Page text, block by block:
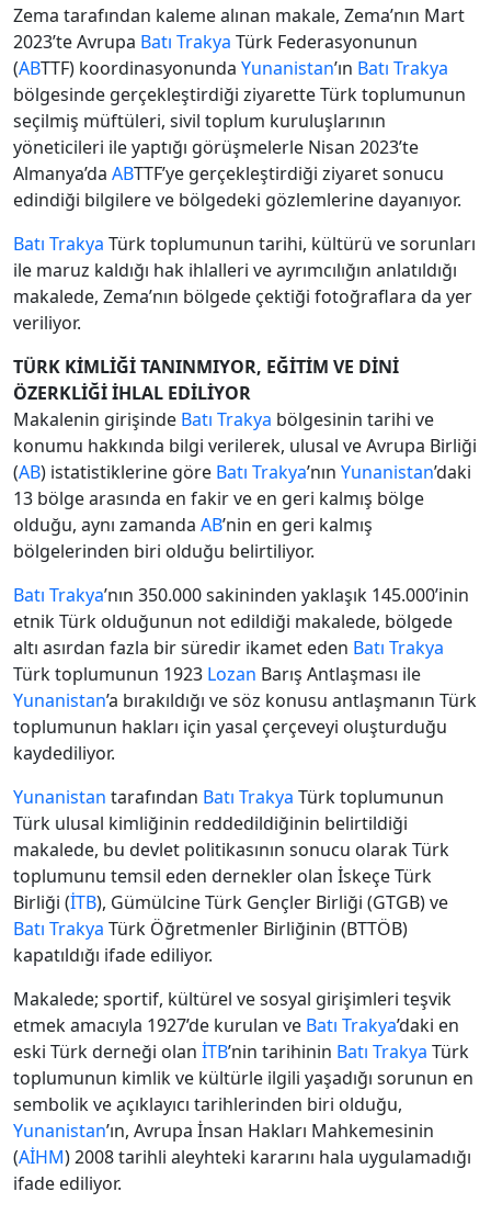
Zema tarafından kaleme alınan makale, Zema’nın Mart
2023’te Avrupa Batı Trakya Türk Federasyonunun
(ABTTF) koordinasyonunda Yunanistan’ın Batı Trakya
bölgesinde gerçekleştirdiği ziyarette Türk toplumunun
seçilmiş müftüleri, sivil toplum kuruluşlarının
yöneticileri ile yaptığı görüşmelerle Nisan 2023’te
Almanya’da ABTTF’ye gerçekleştirdiği ziyaret sonucu
edindiği bilgilere ve bölgedeki gözlemlerine dayanıyor.
Batı Trakya Türk toplumunun tarihi, kültürü ve sorunları
ile maruz kaldığı hak ihlalleri ve ayrımcılığın anlatıldığı
makalede, Zema’nın bölgede çektiği fotoğraflara da yer
veriliyor.
TÜRK KİMLİĞİ TANINMIYOR, EĞİTİM VE DİNİ
ÖZERKLİĞİ İHLAL EDİLİYOR
Makalenin girişinde Batı Trakya bölgesinin tarihi ve
konumu hakkında bilgi verilerek, ulusal ve Avrupa Birliği
(AB) istatistiklerine göre Batı Trakya’nın Yunanistan’daki
13 bölge arasında en fakir ve en geri kalmış bölge
olduğu, aynı zamanda AB’nin en geri kalmış
bölgelerinden biri olduğu belirtiliyor.
Batı Trakya’nın 350.000 sakininden yaklaşık 145.000’inin
etnik Türk olduğunun not edildiği makalede, bölgede
altı asırdan fazla bir süredir ikamet eden Batı Trakya
Türk toplumunun 1923 Lozan Barış Antlaşması ile
Yunanistan’a bırakıldığı ve söz konusu antlaşmanın Türk
toplumunun hakları için yasal çerçeveyi oluşturduğu
kaydediliyor.
Yunanistan tarafından Batı Trakya Türk toplumunun
Türk ulusal kimliğinin reddedildiğinin belirtildiği
makalede, bu devlet politikasının sonucu olarak Türk
toplumunu temsil eden dernekler olan İskeçe Türk
Birliği (İTB), Gümülcine Türk Gençler Birliği (GTGB) ve
Batı Trakya Türk Öğretmenler Birliğinin (BTTÖB)
kapatıldığı ifade ediliyor.
Makalede; sportif, kültürel ve sosyal girişimleri teşvik
etmek amacıyla 1927’de kurulan ve Batı Trakya’daki en
eski Türk derneği olan İTB’nin tarihinin Batı Trakya Türk
toplumunun kimlik ve kültürle ilgili yaşadığı sorunun en
sembolik ve açıklayıcı tarihlerinden biri olduğu,
Yunanistan’ın, Avrupa İnsan Hakları Mahkemesinin
(AİHM) 2008 tarihli aleyhteki kararını hala uygulamadığı
ifade ediliyor.